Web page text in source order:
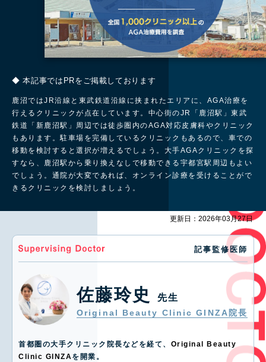
◆ 本記事ではPRをご掲載しております
鹿沼ではJR沿線と東武鉄道沿線に挟まれたエリアに、AGA治療を
行えるクリニックが点在しています。中心街のJR「鹿沼駅」東武
鉄道「新鹿沼駅」周辺では徒歩圏内のAGA対応皮膚科やクリニック
もあります。駐車場を完備しているクリニックもあるので、車での
移動を検討すると選択が増えるでしょう。大手AGAクリニックを探
すなら、鹿沼駅から乗り換えなしで移動できる宇都宮駅周辺もよい
でしょう。通院が大変であれば、オンライン診療を受けることがで
きるクリニックを検討しましょう。
更新日：2026年03月27日
記事監修医師
佐藤玲史 先生
Original Beauty Clinic GINZA院長
首都圏の大手クリニック院長などを経て、 Original Beauty
Clinic GINZAを開業。